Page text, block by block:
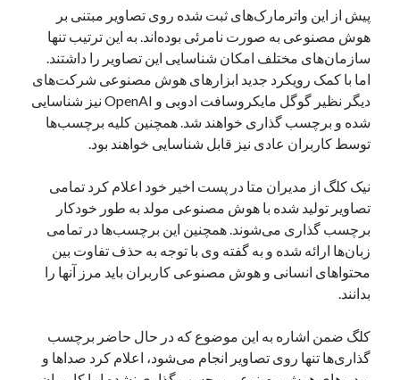
می 2025
آوریل 2025
مارس 2025
فوریه 2025
ژانویه 2025
دسامبر 2024
نوامبر 2024
سپتامبر 2024
آگوست 2024
جولای 2024
ژوئن 2024
می 2024
آوریل 2024
فوریه 2024
ژانویه 2024
پیش از این واترمارک‌های ثبت شده روی تصاویر مبتنی بر
هوش مصنوعی به صورت نامرئی بوده‌اند. به این ترتیب تنها
سازمان‌های مختلف امکان شناسایی این تصاویر را داشتند.
اما با کمک رویکرد جدید ابزارهای هوش مصنوعی شرکت‌های
دیگر نظیر گوگل مایکروسافت ادوبی و OpenAI نیز شناسایی
شده و برچسب گذاری خواهند شد. همچنین کلیه برچسب‌ها
توسط کاربران عادی نیز قابل شناسایی خواهند بود.
نیک کلگ از مدیران متا در پست اخیر خود اعلام کرد تمامی
تصاویر تولید شده با هوش مصنوعی مولد به طور خودکار
برچسب گذاری می‌شوند. همچنین این برچسب‌ها در تمامی
زبان‌ها ارائه شده و به گفته وی با توجه به حذف تفاوت بین
محتواهای انسانی و هوش مصنوعی کاربران باید مرز آنها را
بدانند.
کلگ ضمن اشاره به این موضوع که در حال حاضر برچسب
گذاری‌ها تنها روی تصاویر انجام می‌شود، اعلام کرد صداها و